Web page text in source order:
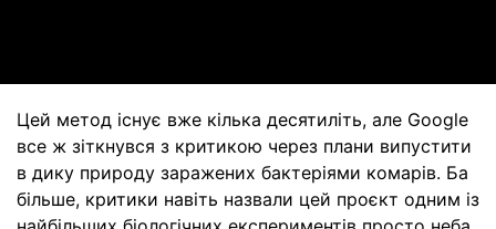
Цей метод існує вже кілька десятиліть, але Google
все ж зіткнувся з критикою через плани випустити
в дику природу заражених бактеріями комарів. Ба
більше, критики навіть назвали цей проєкт одним із